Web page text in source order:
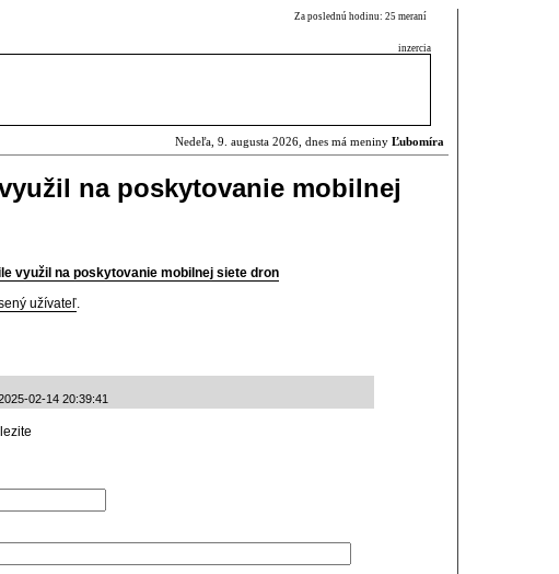
Za poslednú hodinu: 25 meraní
inzercia
Nedeľa, 9. augusta 2026, dnes má meniny Ľubomíra
na poskytovanie mobilnej
využil na poskytovanie mobilnej siete dron
užívateľ.
02-14 20:39:41